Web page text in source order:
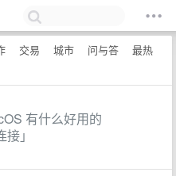
交易 城市 问与答
最热
有什么好用的
」